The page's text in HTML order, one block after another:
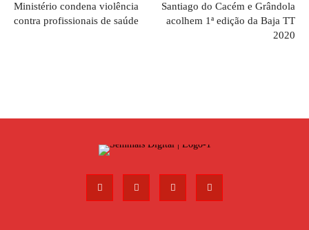
Ministério condena violência
contra profissionais de saúde
Santiago do Cacém e Grândola
acolhem 1ª edição da Baja TT
2020